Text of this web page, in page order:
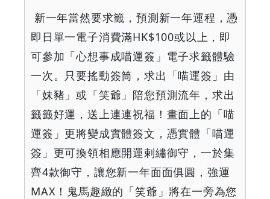
新一年當然要求籤，預測新一年運程，憑
即日單一電子消費滿HK$100或以上，即
可參加「心想事成喵運簽」電子求籤體驗
一次。只要搖動簽筒，求出「喵運簽」由
「妹豬」或「笑爺」陪您預測流年，求出
籤籤好運，送上連連祝福！畫面上的「喵
運簽」更將變成實體簽文，憑實體「喵運
簽」更可換領相應開運剌繡御守，一於集
齊4款御守，讓您新一年面面俱圓，強運
MAX ！鬼馬趣緻的「笑爺」將在一旁為您